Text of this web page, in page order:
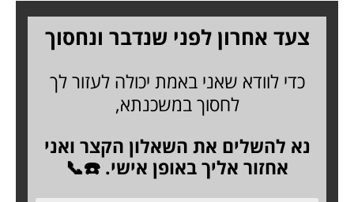
צעד אחרון לפני שנדבר ונחסוך
כדי לוודא שאני באמת יכולה לעזור לך
לחסוך במשכנתא,
נא להשלים את השאלון הקצר ואני
אחזור אליך באופן אישי. ☎️📞